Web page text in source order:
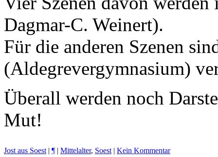
Dagmar-C. Weinert).
Für die anderen Szenen
(Aldegrevergymnasium)
Überall werden noch
Mut!
Jost aus Soest | ¶ | Mittelalter, Soest | Kein Kommentar